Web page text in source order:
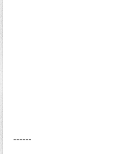
------